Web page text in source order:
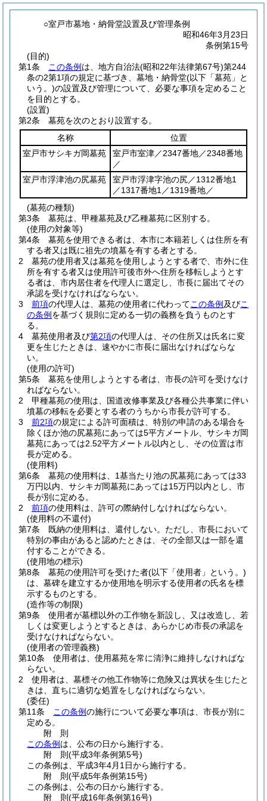
○室戸市墓地・納骨堂設置及び管理条例
昭和46年3月23日
条例第15号
(目的)
第1条
この条例 は、地方自治法(昭和22年法律第67号)第244
条の2第1項の規定に基づき、墓地・納骨堂(以下「墓苑」と
いう。)の設置及び管理について、必要な事項を定めること
を目的とする。
(設置)
第2条
墓苑を次のとおり設置する。
名称
位置
室戸市サシキガ岡墓苑
室戸市室津／2347番地／2348番地
／
室戸市浮津池の尻墓苑
室戸市浮津字池の尻／1312番地1
／1317番地1／1319番地／
(墓苑の種類)
第3条
墓苑は、甲種墓苑及び乙種墓苑に区別する。
(使用の対象等)
第4条
墓苑を使用できる者は、本市に本籍若しくは住所を有
する者又は既に祖先の墳墓を有する者とする。
2
墓苑の使用者又は墓苑を使用しようとする者で、市外に住
所を有する者又は使用許可後市外へ住所を移転しようとす
る者は、市内居住者を代理人に選定し、市長に届出てその
承認を受けなければならない。
3
前項の代理人は、墓苑の使用者に代わってこの条例 及びこ
の条例 を基づく規則に定める一切の義務を負うものとす
る。
4
墓苑使用者及び第2項の代理人は、その住所又は氏名に変
更を生じたときは、速やかに市長に届出なければならな
い。
(使用の許可)
第5条
墓苑を使用しようとする者は、市長の許可を受けなけ
ればならない。
2
甲種墓苑の使用は、国道改修事業及び各種公共事業に伴い
墳墓の移転を必要とする者のうちから市長が許可する。
3
前2項の規定による許可面積は、特別の申請のある場合を
除くほか池の尻墓苑にあっては5平方メートル、サシキガ岡
墓苑にあっては2.52平方メートル以内とし、その位置は市
長が定める。
(使用料)
第6条
墓苑の使用料は、1基当たり池の尻墓苑にあっては33
万円以内、サシキガ岡墓苑にあっては15万円以内とし、市
長が別に定める。
2
前項の使用料は、許可の際納付しなければならない。
(使用料の不還付)
第7条
既納の使用料は、還付しない。 ただし、市長において
特別の事由があると認めたときは、その全部又は一部を還
付することができる。
(使用地の標示)
第8条
墓苑の使用許可を受けた者(以下「使用者」という。)
は、墓碑を建立するか使用地を明示する使用者の氏名を標
示するものとする。
(造作等の制限)
第9条
使用者が墓標以外の工作物を新設し、又は改造し、若
しくは変更しようとするときは、あらかじめ市長の承認を
受けなければならない。
(使用者の管理義務)
第10条
使用者は、使用墓苑を常に清浄に維持しなければな
らない。
2
使用者は、墓標その他工作物等に危険又は異状を生じたと
きは、直ちに適切な処置をしなければならない。
(委任)
第11条
この条例の施行について必要な事項は、市長が別に
定める。
附 則
この条例 は、公布の日から施行する。
附 則(平成3年条例第5号)
この条例は、平成3年4月1日から施行する。
附 則(平成5年条例第15号)
この条例は、公布の日から施行する。
附 則(平成16年条例第16号)